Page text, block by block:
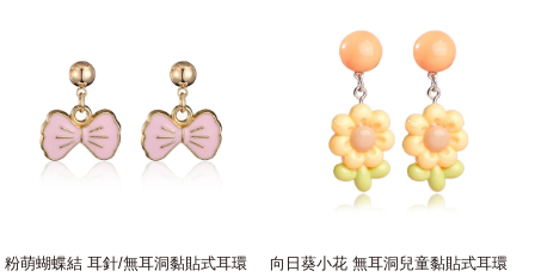
粉萌蝴蝶結 耳針/無耳洞黏貼式耳環 向日葵小花 無耳洞兒童黏貼式耳環